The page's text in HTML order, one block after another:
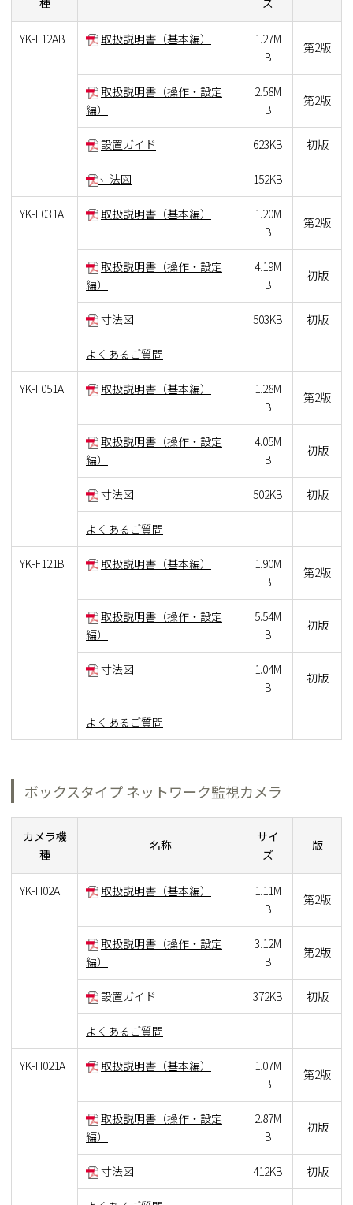
YK-F12AB 取扱説明書（基本編）
1.27M
B
第2版
取扱説明書（操作・設定
編）
2.58M
B
第2版
設置ガイド 623KB 初版
寸法図 152KB
YK-F031A 取扱説明書（基本編）
1.20M
B
第2版
取扱説明書（操作・設定
編）
4.19M
B
初版
寸法図 503KB 初版
よくあるご質問
YK-F051A 取扱説明書（基本編）
1.28M
B
第2版
取扱説明書（操作・設定
編）
4.05M
B
初版
寸法図 502KB 初版
よくあるご質問
YK-F121B 取扱説明書（基本編）
1.90M
B
第2版
取扱説明書（操作・設定
編）
5.54M
B
初版
寸法図
1.04M
B
初版
よくあるご質問
ボックスタイプ ネットワーク監視カメラ
カメラ機
種
名称
サイ
ズ
版
YK-H02AF 取扱説明書（基本編）
1.11M
B
第2版
取扱説明書（操作・設定
編）
3.12M
B
第2版
設置ガイド 372KB 初版
よくあるご質問
YK-H021A 取扱説明書（基本編）
1.07M
B
第2版
取扱説明書（操作・設定
編）
2.87M
B
初版
寸法図 412KB 初版